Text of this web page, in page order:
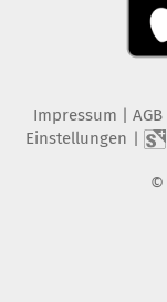
Impressum | AGB
Einstellungen |
©